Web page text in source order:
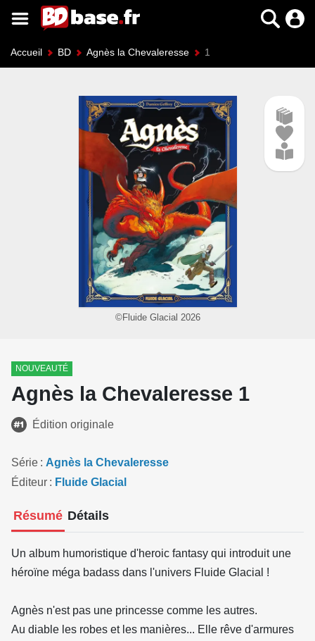
Accueil BD Agnès la Chevaleresse 1
©Fluide Glacial 2026
NOUVEAUTÉ
Agnès la Chevaleresse 1
Édition originale
Série
Agnès la Chevaleresse
Éditeur
Fluide Glacial
Résumé Détails
Un album humoristique d'heroic fantasy qui introduit une
héroïne méga badass dans l'univers Fluide Glacial !
Agnès n'est pas une princesse comme les autres.
Au diable les robes et les manières... Elle rêve d'armures